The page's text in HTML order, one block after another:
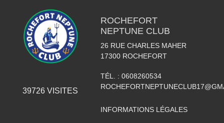
39726VISITES
ROCHEFORT
NEPTUNE CLUB
26 RUE CHARLES MAHER
17300 ROCHEFORT
TÉL. : 0608260534
INFORMATIONS LÉGALES